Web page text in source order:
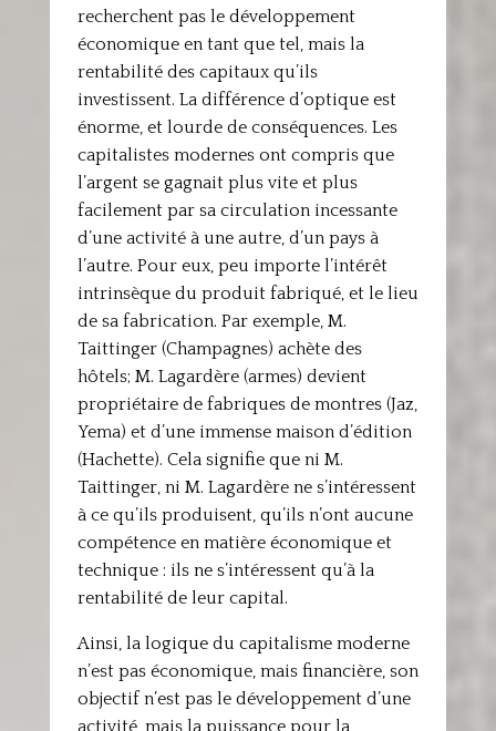
recherchent pas le développement
économique en tant que tel, mais la
rentabilité des capitaux qu’ils
investissent. La différence d’optique est
énorme, et lourde de conséquences. Les
capitalistes modernes ont compris que
l’argent se gagnait plus vite et plus
facilement par sa circulation incessante
d’une activité à une autre, d’un pays à
l’autre. Pour eux, peu importe l’intérêt
intrinsèque du produit fabriqué, et le lieu
de sa fabrication. Par exemple, M.
Taittinger (Champagnes) achète des
hôtels; M. Lagardère (armes) devient
propriétaire de fabriques de montres (Jaz,
Yema) et d’une immense maison d’édition
(Hachette). Cela signifie que ni M.
Taittinger, ni M. Lagardère ne s’intéressent
à ce qu’ils produisent, qu’ils n’ont aucune
compétence en matière économique et
technique : ils ne s’intéressent qu’à la
rentabilité de leur capital.
Ainsi, la logique du capitalisme moderne
n’est pas économique, mais financière, son
objectif n’est pas le développement d’une
activité, mais la puissance pour la